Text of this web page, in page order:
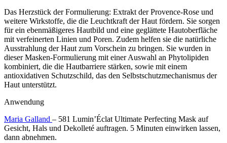
Das Herzstück der Formulierung: Extrakt der Provence-Rose und
weitere Wirkstoffe, die die Leuchtkraft der Haut fördern. Sie sorgen
für ein ebenmäßigeres Hautbild und eine geglättete Hautoberfläche
mit verfeinerten Linien und Poren. Zudem helfen sie die natürliche
Ausstrahlung der Haut zum Vorschein zu bringen. Sie wurden in
dieser Masken-Formulierung mit einer Auswahl an Phytolipiden
kombiniert, die die Hautbarriere stärken, sowie mit einem
antioxidativen Schutzschild, das den Selbstschutzmechanismus der
Haut unterstützt.
Anwendung
Maria Galland – 581 Lumin’Éclat Ultimate Perfecting Mask auf
Gesicht, Hals und Dekolleté auftragen. 5 Minuten einwirken lassen,
dann abnehmen.